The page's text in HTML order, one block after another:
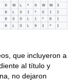
que incluyeron a
al título y
no dejaron